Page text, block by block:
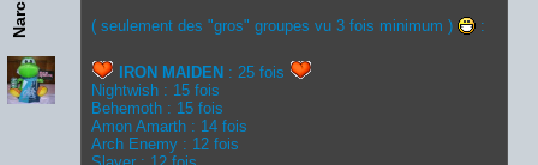
( seulement des "gros" groupes vu 3 fois minimum ) :
IRON MAIDEN : 25 fois
Nightwish : 15 fois
Behemoth : 15 fois
Amon Amarth : 14 fois
Arch Enemy : 12 fois